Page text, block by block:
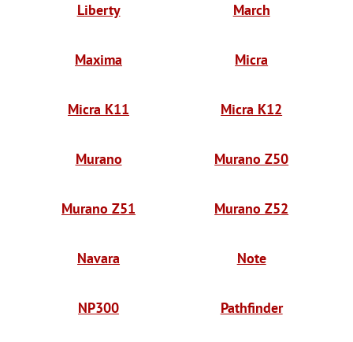
Liberty March
Maxima Micra
Micra K11 Micra K12
Murano Murano Z50
Murano Z51 Murano Z52
Navara Note
NP300 Pathfinder